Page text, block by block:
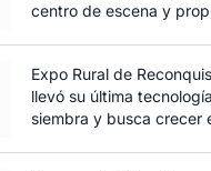
centro de escena y
Expo Rural de
llevó su última
siembra y busca crecer